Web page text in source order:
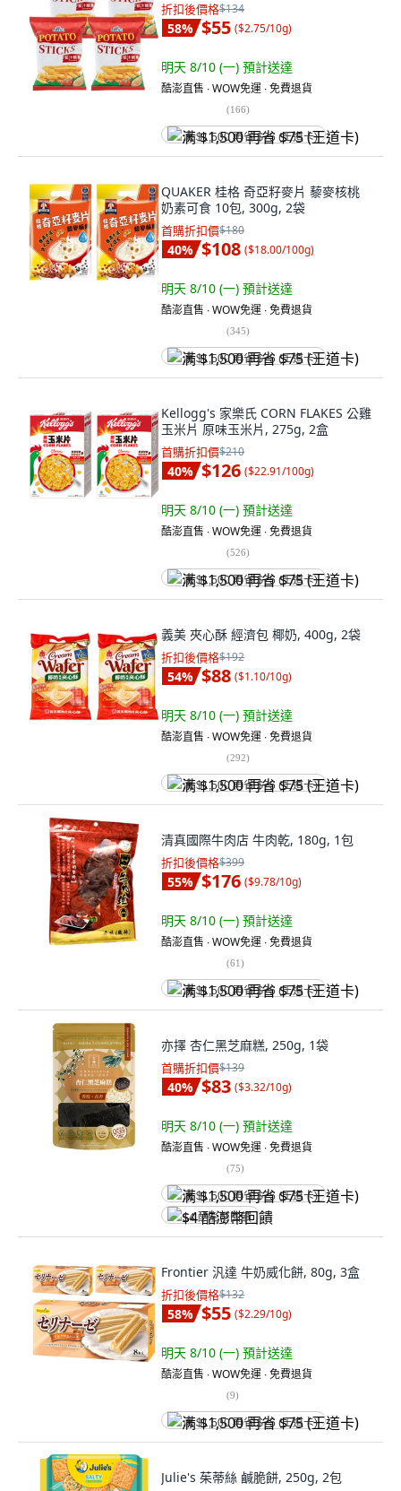
折扣後價格$134
58% $55 ($2.75/10g)
明天 8/10 (一) 預計送達
酷澎直售 ∙ WOW免運 ∙ 免費退貨
(166)
满 $1,500 再省 $75 (王道卡)
QUAKER 桂格 奇亞籽麥片 藜麥核桃
奶素可食 10包, 300g, 2袋
首購折扣價$180
40% $108 ($18.00/100g)
明天 8/10 (一) 預計送達
酷澎直售 ∙ WOW免運 ∙ 免費退貨
(345)
满 $1,500 再省 $75 (王道卡)
Kellogg's 家樂氏 CORN FLAKES 公雞
玉米片 原味玉米片, 275g, 2盒
首購折扣價$210
40% $126 ($22.91/100g)
明天 8/10 (一) 預計送達
酷澎直售 ∙ WOW免運 ∙ 免費退貨
(526)
满 $1,500 再省 $75 (王道卡)
義美 夾心酥 經濟包 椰奶, 400g, 2袋
折扣後價格$192
54% $88 ($1.10/10g)
明天 8/10 (一) 預計送達
酷澎直售 ∙ WOW免運 ∙ 免費退貨
(292)
满 $1,500 再省 $75 (王道卡)
清真國際牛肉店 牛肉乾, 180g, 1包
折扣後價格$399
55% $176 ($9.78/10g)
明天 8/10 (一) 預計送達
酷澎直售 ∙ WOW免運 ∙ 免費退貨
(61)
满 $1,500 再省 $75 (王道卡)
亦擇 杏仁黑芝麻糕, 250g, 1袋
首購折扣價$139
40% $83 ($3.32/10g)
明天 8/10 (一) 預計送達
酷澎直售 ∙ WOW免運 ∙ 免費退貨
(75)
满 $1,500 再省 $75 (王道卡)
$4 酷澎幣回饋
Frontier 汎達 牛奶威化餅, 80g, 3盒
折扣後價格$132
58% $55 ($2.29/10g)
明天 8/10 (一) 預計送達
酷澎直售 ∙ WOW免運 ∙ 免費退貨
(9)
满 $1,500 再省 $75 (王道卡)
Julie's 茱蒂絲 鹹脆餅, 250g, 2包